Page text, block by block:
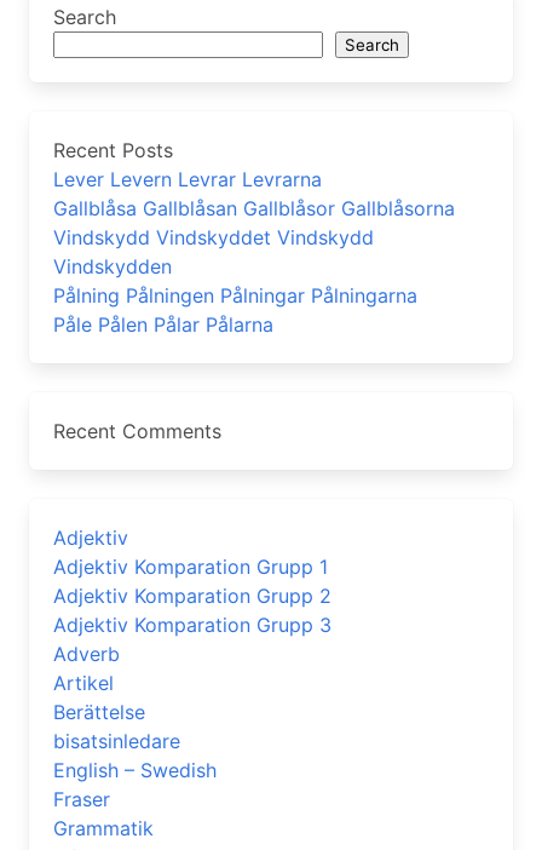
Search
Search
Recent Posts
Lever Levern Levrar Levrarna
Gallblåsa Gallblåsan Gallblåsor Gallblåsorna
Vindskydd Vindskyddet Vindskydd
Vindskydden
Pålning Pålningen Pålningar Pålningarna
Påle Pålen Pålar Pålarna
Recent Comments
Adjektiv
Adjektiv Komparation Grupp 1
Adjektiv Komparation Grupp 2
Adjektiv Komparation Grupp 3
Adverb
Artikel
Berättelse
bisatsinledare
English – Swedish
Fraser
Grammatik